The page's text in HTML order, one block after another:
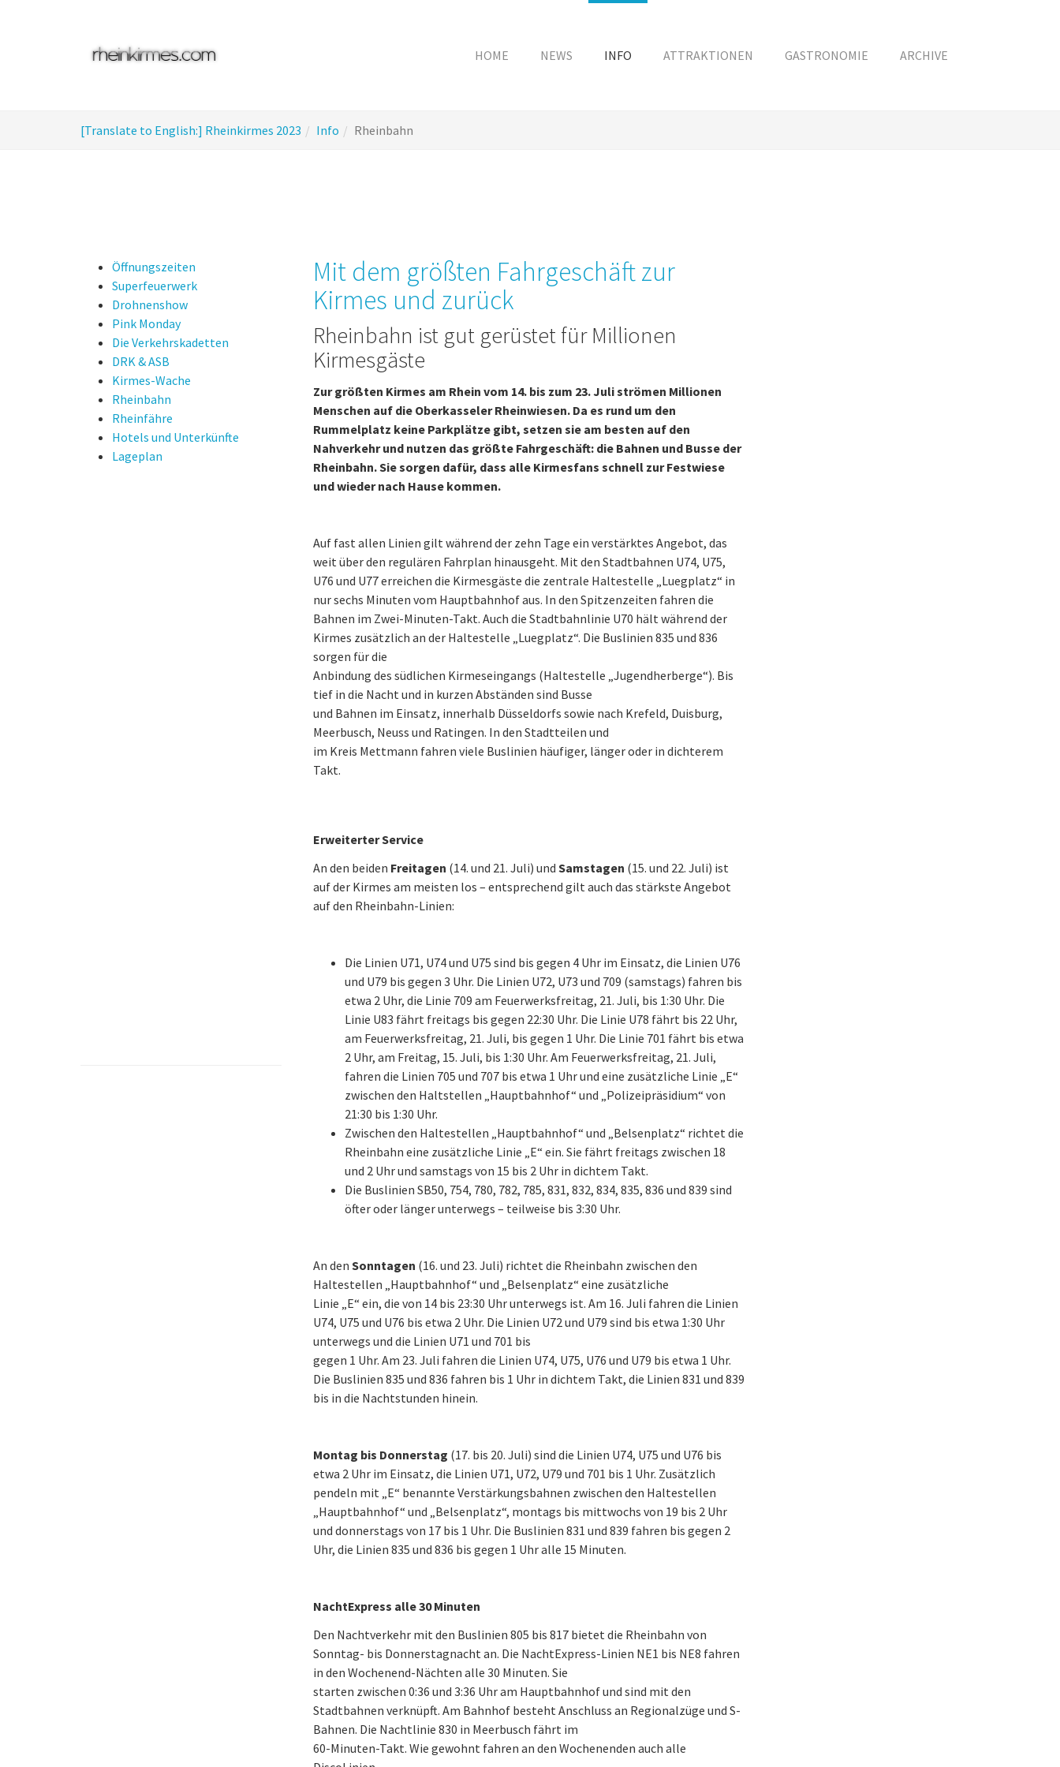
HOME NEWS INFO ATTRAKTIONEN GASTRONOMIE ARCHIVE
are
[Translate to English:] Rheinkirmes 2023 Info Rheinbahn
Öffnungszeiten
Superfeuerwerk
Drohnenshow
Pink Monday
Die Verkehrskadetten
DRK & ASB
Kirmes-Wache
Rheinbahn
Rheinfähre
Hotels und Unterkünfte
Lageplan
Mit dem größten Fahrgeschäft zur
Kirmes und zurück
Rheinbahn ist gut gerüstet für Millionen
Kirmesgäste
Zur größten Kirmes am Rhein vom 14. bis zum 23. Juli strömen Millionen
Menschen auf die Oberkasseler Rheinwiesen. Da es rund um den
Rummelplatz keine Parkplätze gibt, setzen sie am besten auf den
Nahverkehr und nutzen das größte Fahrgeschäft: die Bahnen und Busse der
Rheinbahn. Sie sorgen dafür, dass alle Kirmesfans schnell zur Festwiese
und wieder nach Hause kommen.
Auf fast allen Linien gilt während der zehn Tage ein verstärktes Angebot, das
weit über den regulären Fahrplan hinausgeht. Mit den Stadtbahnen U74, U75,
U76 und U77 erreichen die Kirmesgäste die zentrale Haltestelle „Luegplatz“ in
nur sechs Minuten vom Hauptbahnhof aus. In den Spitzenzeiten fahren die
Bahnen im Zwei-Minuten-Takt. Auch die Stadtbahnlinie U70 hält während der
Kirmes zusätzlich an der Haltestelle „Luegplatz“. Die Buslinien 835 und 836
sorgen für die
Anbindung des südlichen Kirmeseingangs (Haltestelle „Jugendherberge“). Bis
tief in die Nacht und in kurzen Abständen sind Busse
und Bahnen im Einsatz, innerhalb Düsseldorfs sowie nach Krefeld, Duisburg,
Meerbusch, Neuss und Ratingen. In den Stadtteilen und
im Kreis Mettmann fahren viele Buslinien häufiger, länger oder in dichterem
Takt.
Erweiterter Service
An den beiden Freitagen (14. und 21. Juli) und Samstagen (15. und 22. Juli) ist
auf der Kirmes am meisten los – entsprechend gilt auch das stärkste Angebot
auf den Rheinbahn-Linien:
Die Linien U71, U74 und U75 sind bis gegen 4 Uhr im Einsatz, die Linien U76
und U79 bis gegen 3 Uhr. Die Linien U72, U73 und 709 (samstags) fahren bis
etwa 2 Uhr, die Linie 709 am Feuerwerksfreitag, 21. Juli, bis 1:30 Uhr. Die
Linie U83 fährt freitags bis gegen 22:30 Uhr. Die Linie U78 fährt bis 22 Uhr,
am Feuerwerksfreitag, 21. Juli, bis gegen 1 Uhr. Die Linie 701 fährt bis etwa
2 Uhr, am Freitag, 15. Juli, bis 1:30 Uhr. Am Feuerwerksfreitag, 21. Juli,
fahren die Linien 705 und 707 bis etwa 1 Uhr und eine zusätzliche Linie „E“
zwischen den Haltstellen „Hauptbahnhof“ und „Polizeipräsidium“ von
21:30 bis 1:30 Uhr.
Zwischen den Haltestellen „Hauptbahnhof“ und „Belsenplatz“ richtet die
Rheinbahn eine zusätzliche Linie „E“ ein. Sie fährt freitags zwischen 18
und 2 Uhr und samstags von 15 bis 2 Uhr in dichtem Takt.
Die Buslinien SB50, 754, 780, 782, 785, 831, 832, 834, 835, 836 und 839 sind
öfter oder länger unterwegs – teilweise bis 3:30 Uhr.
An den Sonntagen (16. und 23. Juli) richtet die Rheinbahn zwischen den
Haltestellen „Hauptbahnhof“ und „Belsenplatz“ eine zusätzliche
Linie „E“ ein, die von 14 bis 23:30 Uhr unterwegs ist. Am 16. Juli fahren die Linien
U74, U75 und U76 bis etwa 2 Uhr. Die Linien U72 und U79 sind bis etwa 1:30 Uhr
unterwegs und die Linien U71 und 701 bis
gegen 1 Uhr. Am 23. Juli fahren die Linien U74, U75, U76 und U79 bis etwa 1 Uhr.
Die Buslinien 835 und 836 fahren bis 1 Uhr in dichtem Takt, die Linien 831 und 839
bis in die Nachtstunden hinein.
Montag bis Donnerstag (17. bis 20. Juli) sind die Linien U74, U75 und U76 bis
etwa 2 Uhr im Einsatz, die Linien U71, U72, U79 und 701 bis 1 Uhr. Zusätzlich
pendeln mit „E“ benannte Verstärkungsbahnen zwischen den Haltestellen
„Hauptbahnhof“ und „Belsenplatz“, montags bis mittwochs von 19 bis 2 Uhr
und donnerstags von 17 bis 1 Uhr. Die Buslinien 831 und 839 fahren bis gegen 2
Uhr, die Linien 835 und 836 bis gegen 1 Uhr alle 15 Minuten.
NachtExpress alle 30 Minuten
Den Nachtverkehr mit den Buslinien 805 bis 817 bietet die Rheinbahn von
Sonntag- bis Donnerstagnacht an. Die NachtExpress-Linien NE1 bis NE8 fahren
in den Wochenend-Nächten alle 30 Minuten. Sie
starten zwischen 0:36 und 3:36 Uhr am Hauptbahnhof und sind mit den
Stadtbahnen verknüpft. Am Bahnhof besteht Anschluss an Regionalzüge und S-
Bahnen. Die Nachtlinie 830 in Meerbusch fährt im
60-Minuten-Takt. Wie gewohnt fahren an den Wochenenden auch alle